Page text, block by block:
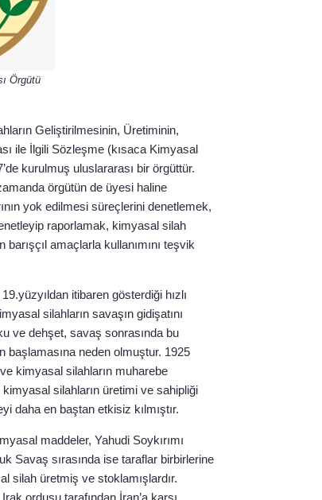
Örgütü
Geliştirilmesinin, Üretiminin,
ile İlgili Sözleşme (kısaca Kimyasal
kurulmuş uluslararası bir örgüttür.
örgütün de üyesi haline
yok edilmesi süreçlerini denetlemek,
raporlamak, kimyasal silah
amaçlarla kullanımını teşvik
itibaren gösterdiği hızlı
silahların savaşın gidişatını
ve dehşet, savaş sonrasında bu
başlamasına neden olmuştur. 1925
kimyasal silahların muharebe
kimyasal silahların üretimi ve sahipliği
daha en baştan etkisiz kılmıştır.
maddeler, Yahudi Soykırımı
Savaş sırasında ise taraflar birbirlerine
silah üretmiş ve stoklamışlardır.
ordusu tarafından İran’a karşı